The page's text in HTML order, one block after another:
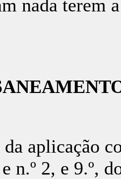
nada terem
aplicação
n.º 2, e 9.º,